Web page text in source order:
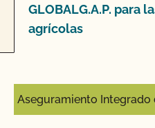
GLOBALG.A.P. para
agrícolas
Aseguramiento Integrado